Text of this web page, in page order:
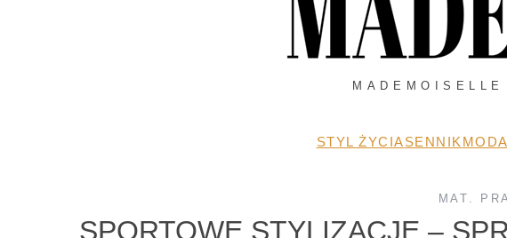
STYL ŻYCIASENNIK
MAT.
SPORTOWE STYLIZACJE –